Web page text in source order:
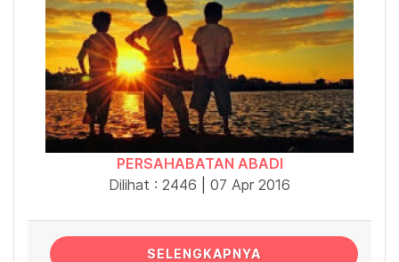
PERSAHABATAN ABADI
Dilihat : 2446 | 07 Apr 2016
SELENGKAPNYA